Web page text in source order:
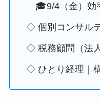
🎓9/4（金）効
◇ 個別コンサル
◇ 税務顧問（法人
◇ ひとり経理｜